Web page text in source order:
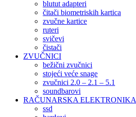
blutut adapteri
čitači biometriskih kartica
zvučne kartice
ruteri
svičevi
čistači
ZVUČNICI
bežični zvučnici
stojeći veće snage
zvučnici 2.0 – 2.1 – 5.1
soundbarovi
RAČUNARSKA ELEKTRONIKA
ssd